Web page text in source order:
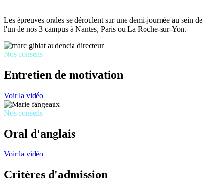
Les épreuves orales se déroulent sur une demi-journée au sein de
l'un de nos 3 campus à Nantes, Paris ou La Roche-sur-Yon.
Nos conseils
Entretien de motivation
Voir la vidéo
Nos conseils
Oral d'anglais
Voir la vidéo
Critères d'admission